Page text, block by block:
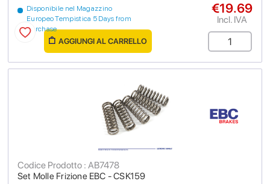
Disponibile nel Magazzino
Europeo Tempistica 5 Days from
purchase
€19.69
Incl. IVA
AGGIUNGI AL CARRELLO
Set Molle Frizione EBC - CSK159
Codice Prodotto : AB7478